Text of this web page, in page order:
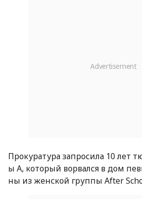
Прокуратура запросила 10 лет
ы А, который ворвался в дом
ны из женской группы After